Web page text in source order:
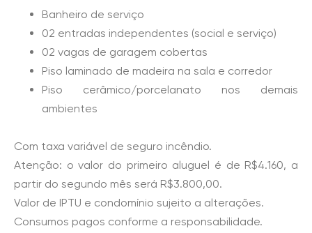
Banheiro de serviço
02 entradas independentes (social e serviço)
02 vagas de garagem cobertas
Piso laminado de madeira na sala e corredor
Piso cerâmico/porcelanato nos demais
ambientes
Com taxa variável de seguro incêndio.
Atenção: o valor do primeiro aluguel é de R$4.160, a
partir do segundo mês será R$3.800,00.
Valor de IPTU e condomínio sujeito a alterações.
Consumos pagos conforme a responsabilidade.